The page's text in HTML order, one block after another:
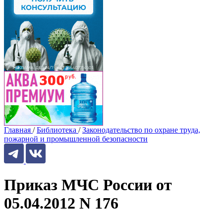
Главная / Библиотека / Законодательство по охране труда,
пожарной и промышленной безопасности
Приказ МЧС России от
05.04.2012 N 176